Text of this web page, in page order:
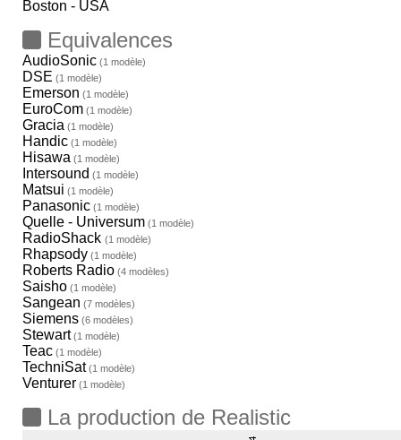
Boston - USA
Equivalences
AudioSonic (1 modèle)
DSE (1 modèle)
Emerson (1 modèle)
EuroCom (1 modèle)
Gracia (1 modèle)
Handic (1 modèle)
Hisawa (1 modèle)
Intersound (1 modèle)
Matsui (1 modèle)
Panasonic (1 modèle)
Quelle - Universum (1 modèle)
RadioShack (1 modèle)
Rhapsody (1 modèle)
Roberts Radio (4 modèles)
Saisho (1 modèle)
Sangean (7 modèles)
Siemens (6 modèles)
Stewart(1 modèle)
Teac (1 modèle)
TechniSat(1 modèle)
Venturer (1 modèle)
La production de Realistic